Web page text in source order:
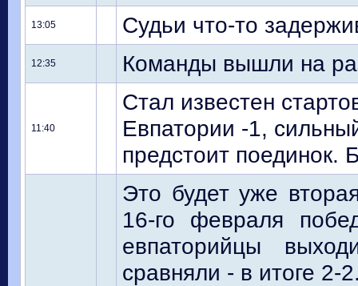
13:05 Судьи что-то
12:35 Команды вышли на
11:40
Стал известен
Евпатории -1,
предстоит поединок.
Это будет уже
16-го февраля
евпаторийцы
сравняли - в итоге 2-